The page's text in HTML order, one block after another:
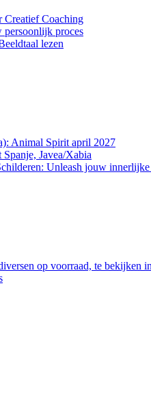
Creatief Coaching
persoonlijk proces
lezen
Animal Spirit april 2027
Javea/Xabia
Unleash jouw innerlijke
op voorraad, te bekijken